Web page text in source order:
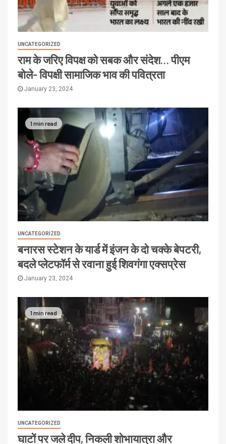
UNCATEGORIZED
राम के जरिए विपक्ष को सबक और संदेश… पीएम
बोले- विपक्षी सामाजिक भाव की पवित्रता
January 23, 2024
1 min read
UNCATEGORIZED
बनारस स्टेशन के यार्ड में इंजन के दो चक्के बेपटरी,
बदले प्लेटफॉर्म से रवाना हुई शिवगंगा एक्सप्रेस
January 23, 2024
1 min read
UNCATEGORIZED
घाटों पर जले दीप, निकली शोभायात्रा और